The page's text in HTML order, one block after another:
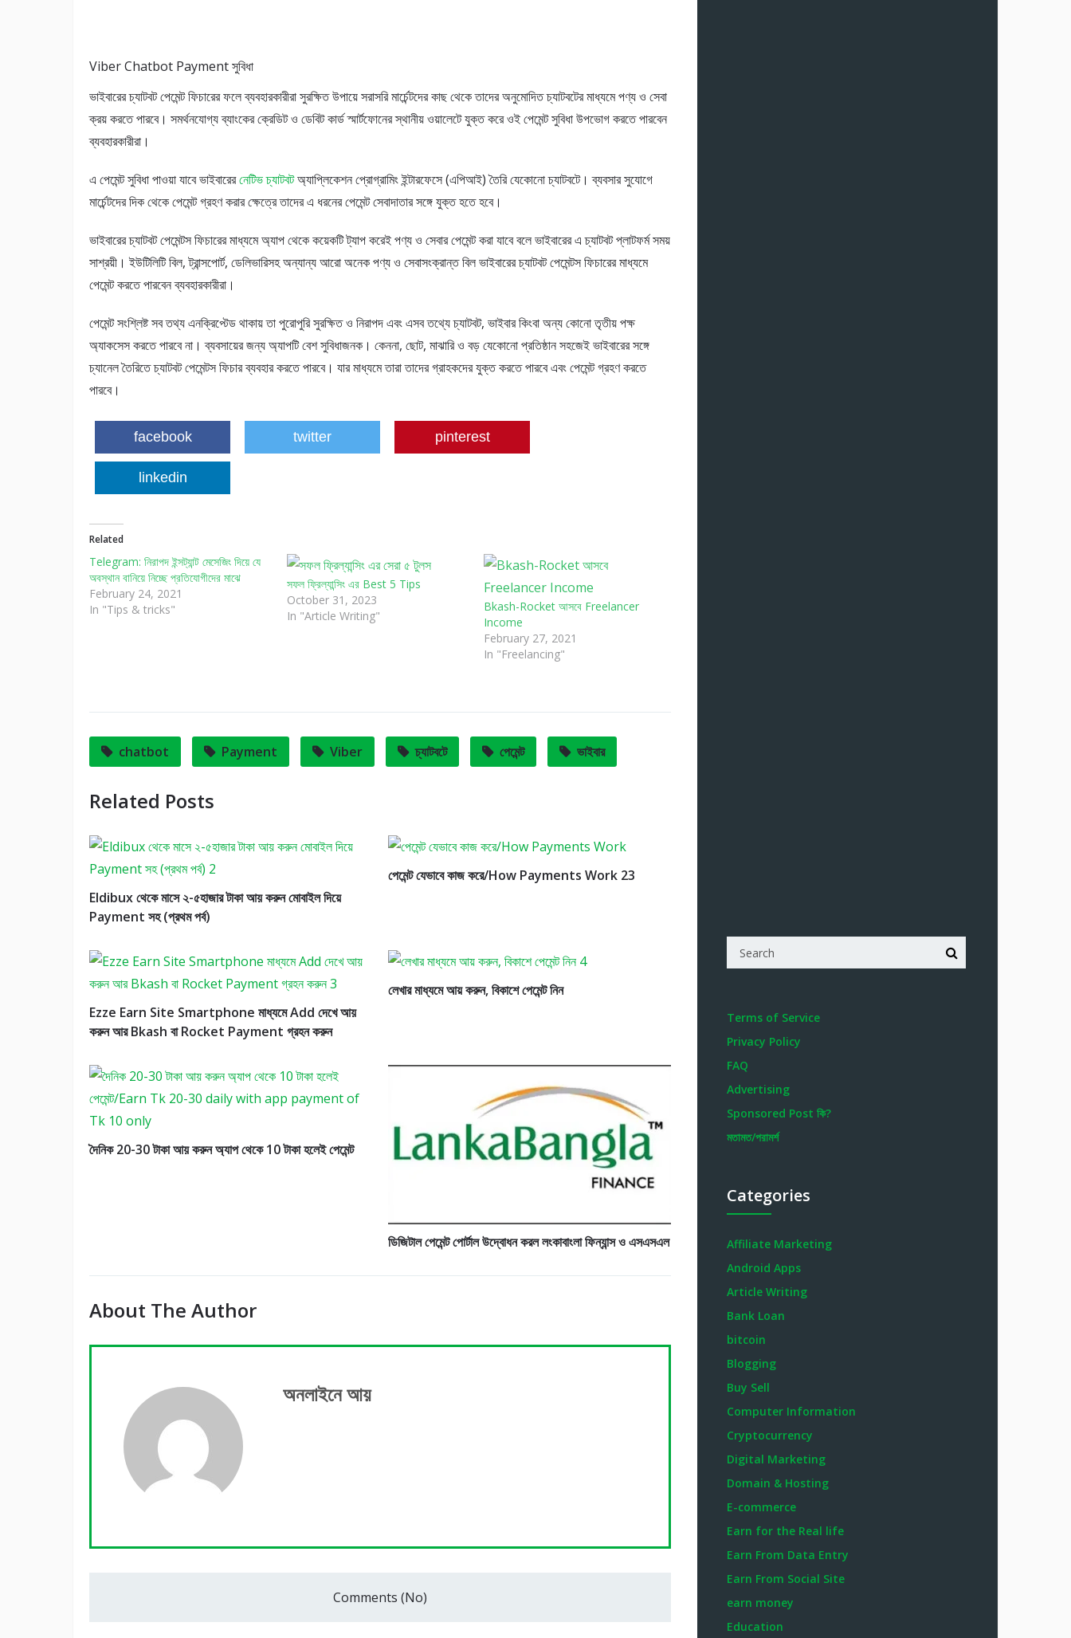
Viber Chatbot Payment সুবিধা
ভাইবারের চ্যাটবট পেমেন্ট ফিচারের ফলে ব্যবহারকারীরা সুরক্ষিত উপায়ে সরাসরি মার্চেন্টদের কাছ থেকে তাদের অনুমোদিত চ্যাটবটের মাধ্যমে পণ্য ও সেবা
ক্রয় করতে পারবে। সমর্থনযোগ্য ব্যাংকের ক্রেডিট ও ডেবিট কার্ড স্মার্টফোনের স্থানীয় ওয়ালেটে যুক্ত করে ওই পেমেন্ট সুবিধা উপভোগ করতে পারবেন
ব্যবহারকারীরা।
এ পেমেন্ট সুবিধা পাওয়া যাবে ভাইবারেরনেটিভ চ্যাটবটঅ্যাপ্লিকেশন প্রোগ্রামিং ইন্টারফেসে (এপিআই) তৈরি যেকোনো চ্যাটবটে। ব্যবসার সুযোগে
মার্চেন্টদের দিক থেকে পেমেন্ট গ্রহণ করার ক্ষেত্রে তাদের এ ধরনের পেমেন্ট সেবাদাতার সঙ্গে যুক্ত হতে হবে।
ভাইবারের চ্যাটবট পেমেন্টস ফিচারের মাধ্যমে অ্যাপ থেকে কয়েকটি ট্যাপ করেই পণ্য ও সেবার পেমেন্ট করা যাবে বলে ভাইবারের এ চ্যাটবট প্লাটফর্ম সময়
সাশ্রয়ী। ইউটিলিটি বিল, ট্রান্সপোর্ট, ডেলিভারিসহ অন্যান্য আরো অনেক পণ্য ও সেবাসংক্রান্ত বিল ভাইবারের চ্যাটবট পেমেন্টস ফিচারের মাধ্যমে
পেমেন্ট করতে পারবেন ব্যবহারকারীরা।
পেমেন্ট সংশ্লিষ্ট সব তথ্য এনক্রিপ্টেড থাকায় তা পুরোপুরি সুরক্ষিত ও নিরাপদ এবং এসব তথ্যে চ্যাটবট, ভাইবার কিংবা অন্য কোনো তৃতীয় পক্ষ
অ্যাকসেস করতে পারবে না। ব্যবসায়ের জন্য অ্যাপটি বেশ সুবিধাজনক। কেননা, ছোট, মাঝারি ও বড় যেকোনো প্রতিষ্ঠান সহজেই ভাইবারের সঙ্গে
চ্যানেল তৈরিতে চ্যাটবট পেমেন্টস ফিচার ব্যবহার করতে পারবে। যার মাধ্যমে তারা তাদের গ্রাহকদের যুক্ত করতে পারবে এবং পেমেন্ট গ্রহণ করতে
পারবে।
facebook twitter pinterest
linkedin
Related
Telegram: নিরাপদ ইন্সট্যান্ট মেসেজিং দিয়ে যে
অবস্থান বানিয়ে নিচ্ছে প্রতিযোগীদের মাঝে
February 24, 2021
In "Tips & tricks"
সফল ফ্রিল্যান্সিং এর Best 5 Tips
October 31, 2023
In "Article Writing"
Bkash-Rocket আসবে Freelancer
Income
February 27, 2021
In "Freelancing"
chatbot Payment Viber চ্যাটবটে পেমেন্ট ভাইবার
Related Posts
Eldibux থেকে মাসে ২-৫হাজার টাকা আয় করুন মোবাইল দিয়ে
Payment সহ (প্রথম পর্ব)
পেমেন্ট যেভাবে কাজ করে/How Payments Work 23
Ezze Earn Site Smartphone মাধ্যমে Add দেখে আয়
করুন আর Bkash বা Rocket Payment গ্রহন করুন
লেখার মাধ্যমে আয় করুন, বিকাশে পেমেন্ট নিন
দৈনিক 20-30 টাকা আয় করুন অ্যাপ থেকে 10 টাকা হলেই পেমেন্ট
ডিজিটাল পেমেন্ট পোর্টাল উদ্বোধন করল লংকাবাংলা ফিন্যান্স ও এসএসএল
About The Author
অনলাইনে আয়
Comments (No)
Terms of Service
Privacy Policy
FAQ
Advertising
Sponsored Post কি?
মতামত/পরামর্শ
Categories
Affiliate Marketing
Android Apps
Article Writing
Bank Loan
bitcoin
Blogging
Buy Sell
Computer Information
Cryptocurrency
Digital Marketing
Domain & Hosting
E-commerce
Earn for the Real life
Earn From Data Entry
Earn From Social Site
earn money
Education